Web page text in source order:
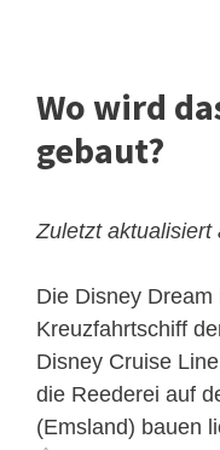
Wo wird
gebaut?
Zuletzt aktualisiert
Die Disney
Kreuzfahrtschiff
Disney Cruise
die Reederei auf
(Emsland) bauen